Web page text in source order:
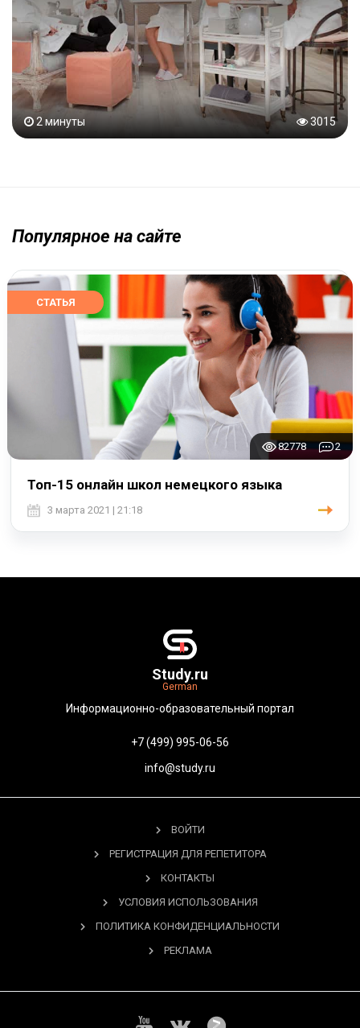
2 минуты 3015
Популярное на сайте
СТАТЬЯ
82778 2
Топ-15 онлайн школ немецкого языка
3 марта 2021 | 21:18
Study.ru
German
Информационно-образовательный портал
+7 (499) 995-06-56
info@study.ru
ВОЙТИ
РЕГИСТРАЦИЯ ДЛЯ РЕПЕТИТОРА
КОНТАКТЫ
УСЛОВИЯ ИСПОЛЬЗОВАНИЯ
ПОЛИТИКА КОНФИДЕНЦИАЛЬНОСТИ
РЕКЛАМА